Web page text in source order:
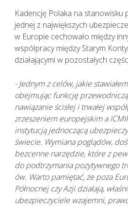
Kadencję Polaka na stanowisku
jednej z największych
w Europie cechowało między
współpracy między Starym
działającymi w pozostałych
- Jednym z celów, jakie
obejmując funkcję
nawiązanie ścisłej i trwałej
zrzeszeniem europejskim a
instytucją jednoczącą
świecie. Wymiana poglądów,
bezcenne narzędzie, które z
do podtrzymania pozytywnego
ów. Warto pamiętać, że poza
Północnej czy Azji działają,
ubezpieczyciele wzajemni,